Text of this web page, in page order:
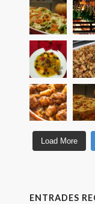
Load More
ENTRADES